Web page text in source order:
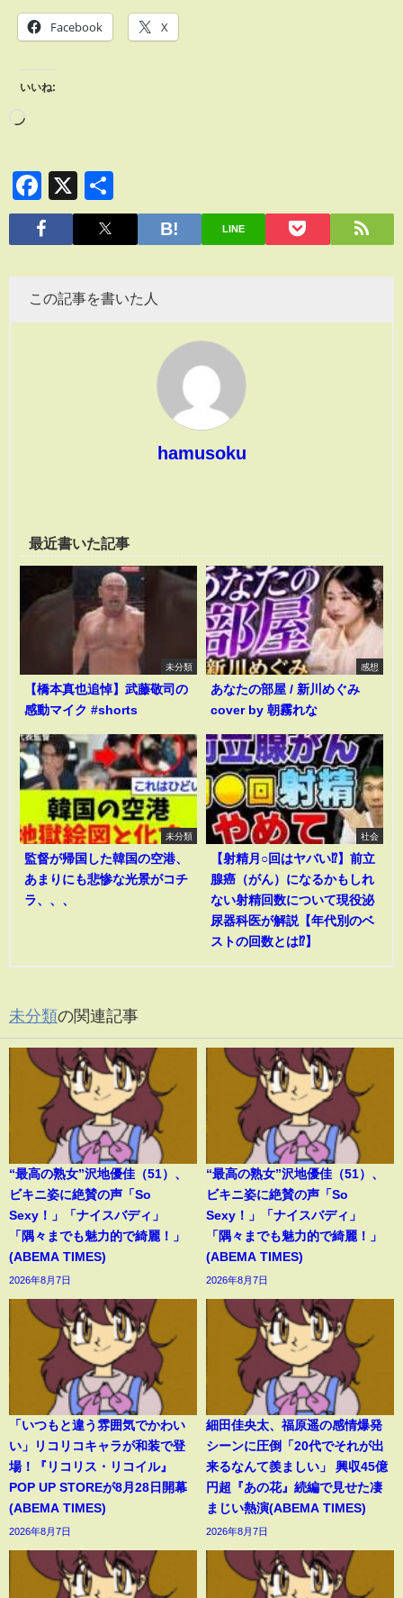
Facebook X
いいね:
Facebook
X
有
LINE
この記事を書いた人
hamusoku
最近書いた記事
未分類
【橋本真也追悼】武藤敬司の
感動マイク #shorts
感想
あなたの部屋 / 新川めぐみ
cover by 朝霧れな
未分類
監督が帰国した韓国の空港、
あまりにも悲惨な光景がコチ
ラ、、、
社会
【射精月○回はヤバい⁉︎】前立
腺癌（がん）になるかもしれ
ない射精回数について現役泌
尿器科医が解説【年代別のベ
ストの回数とは⁉︎】
未分類の関連記事
“最高の熟女”沢地優佳（51）、
ビキニ姿に絶賛の声「So
Sexy！」「ナイスバディ」
「隅々までも魅力的で綺麗！」
(ABEMA TIMES)
2026年8月7日
“最高の熟女”沢地優佳（51）、
ビキニ姿に絶賛の声「So
Sexy！」「ナイスバディ」
「隅々までも魅力的で綺麗！」
(ABEMA TIMES)
2026年8月7日
「いつもと違う雰囲気でかわい
い」リコリコキャラが和装で登
場！『リコリス・リコイル』
POP UP STOREが8月28日開幕
(ABEMA TIMES)
2026年8月7日
細田佳央太、福原遥の感情爆発
シーンに圧倒「20代でそれが出
来るなんて羨ましい」 興収45億
円超『あの花』続編で見せた凄
まじい熱演(ABEMA TIMES)
2026年8月7日